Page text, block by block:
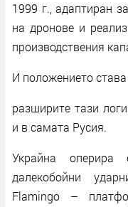
1999 г., адаптиран
на дронове и
производствения
И положението
разширите тази
и в самата Русия.
Украйна
далекобойни
Flamingo –